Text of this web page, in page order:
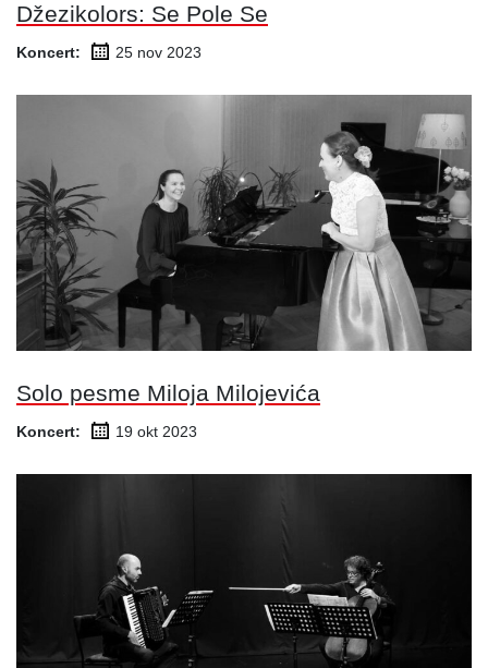
Džezikolors: Se Pole Se
Koncert: 25 nov 2023
Solo pesme Miloja Milojevića
Koncert: 19 okt 2023